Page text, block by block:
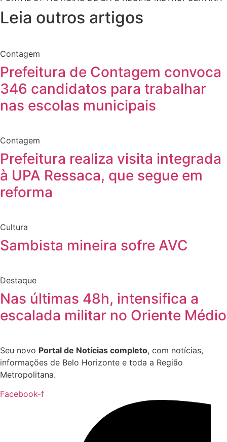
Leia outros artigos
Contagem
Prefeitura de Contagem convoca
346 candidatos para trabalhar
nas escolas municipais
Contagem
Prefeitura realiza visita integrada
à UPA Ressaca, que segue em
reforma
Cultura
Sambista mineira sofre AVC
Destaque
Nas últimas 48h, intensifica a
escalada militar no Oriente Médio
Seu novo Portal de Notícias completo, com notícias,
informações de Belo Horizonte e toda a Região
Metropolitana.
Facebook-f